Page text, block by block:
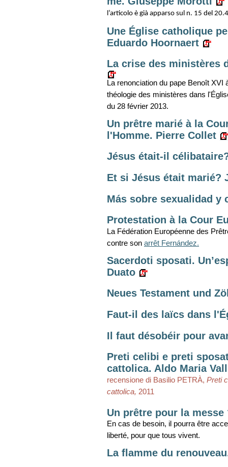
l’articolo è già apparso sul n. 15 del
Une Église catholique
Eduardo Hoornaert
La crise des ministères
La renonciation du pape Benoît
théologie des ministères dans
du 28 février 2013.
Un prêtre marié à la
l'Homme. Pierre Collet
Jésus était-il
Et si Jésus était marié?
Más sobre sexualidad y
Protestation à la Cour
La Fédération Européenne des
contre son arrêt Fernández.
Sacerdoti sposati.
Duato
Neues Testament und
Faut-il des laïcs dans
Il faut désobéir pour
Preti celibi e preti
cattolica. Aldo Maria
recensione di Basilio PETRÀ, Preti
cattolica, 2011
Un prêtre pour la messe
En cas de besoin, il pourra être
liberté, pour que tous vivent.
La flamme du